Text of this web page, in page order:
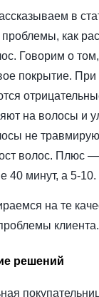
в
как
Говорим о том,
покрытие. При
на волосы и
не
волос. Плюс
40 минут, а 5-10.
на те
клиента.
решений